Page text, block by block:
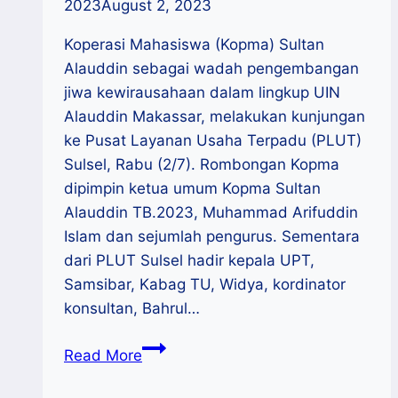
2023August 2, 2023
Koperasi Mahasiswa (Kopma) Sultan
Alauddin sebagai wadah pengembangan
jiwa kewirausahaan dalam lingkup UIN
Alauddin Makassar, melakukan kunjungan
ke Pusat Layanan Usaha Terpadu (PLUT)
Sulsel, Rabu (2/7). Rombongan Kopma
dipimpin ketua umum Kopma Sultan
Alauddin TB.2023, Muhammad Arifuddin
Islam dan sejumlah pengurus. Sementara
dari PLUT Sulsel hadir kepala UPT,
Samsibar, Kabag TU, Widya, kordinator
konsultan, Bahrul…
Read MoreKopma